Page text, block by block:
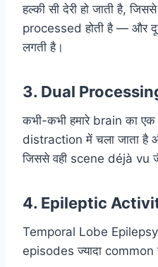
हल्की सी देरी हो जाती है, जिससे
processed होती है — और
लगती है।
3. Dual
कभी-कभी हमारे brain का
distraction में चला जाता है
जिससे वही scene déjà vu
4. Epileptic
Temporal Lobe Epilepsy
episodes ज्यादा common